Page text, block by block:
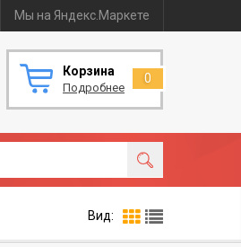
Мы на Яндекс.Маркете
Корзина
Подробнее
0
Вид: